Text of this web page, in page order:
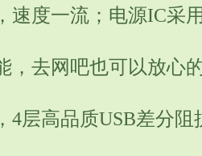
度一流；电源IC采
去网吧也可以放心
层高品质USB差分阻